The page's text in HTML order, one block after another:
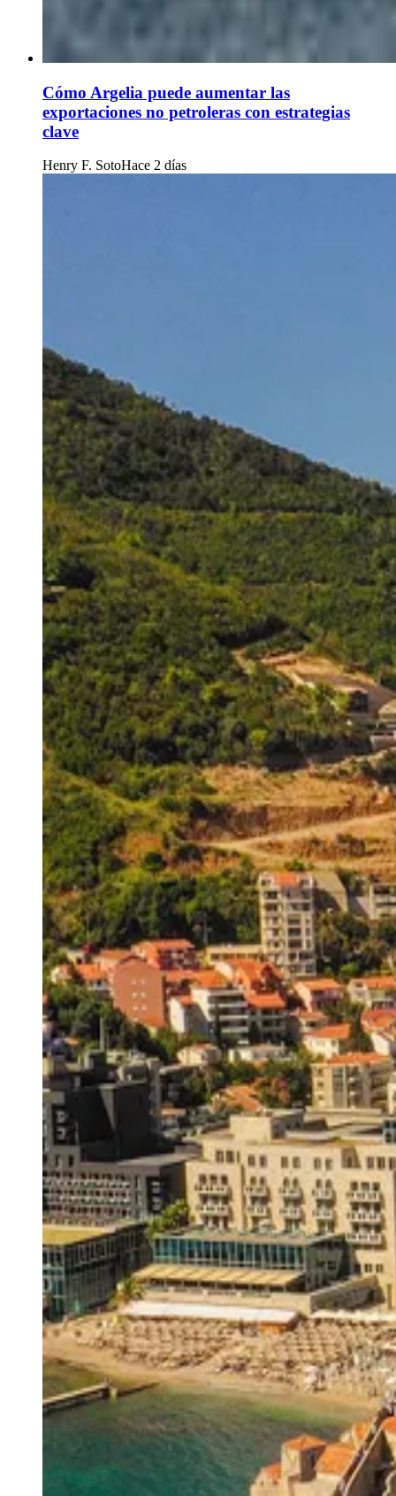
Cómo Argelia puede aumentar las
exportaciones no petroleras con estrategias
clave
Henry F. SotoHace 2 días